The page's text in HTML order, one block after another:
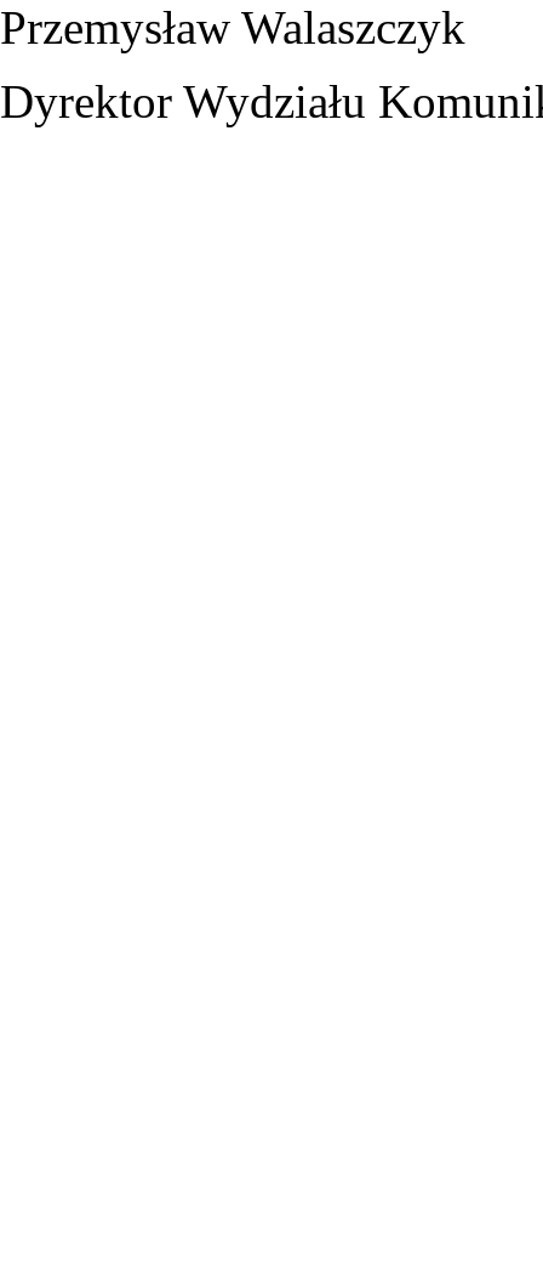
Przemysław Walaszczyk
Dyrektor Wydziału